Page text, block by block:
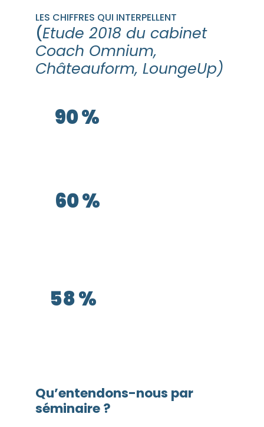
LES CHIFFRES QUI INTERPELLENT
(Etude 2018 du cabinet
Coach Omnium,
Châteauform, LoungeUp)
90 %
60 %
58 %
Qu’entendons-nous par
séminaire ?